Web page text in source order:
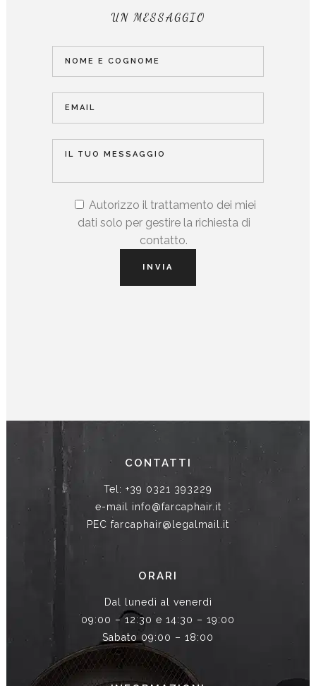
UN MESSAGGIO
Autorizzo il trattamento dei miei
dati solo per gestire la richiesta di
contatto.
CONTATTI
Tel: +39 0321 393229
e-mail info@farcaphair.it
PEC farcaphair@legalmail.it
ORARI
Dal lunedì al venerdì
09:00 – 12:30 e 14:30 – 19:00
Sabato 09:00 – 18:00